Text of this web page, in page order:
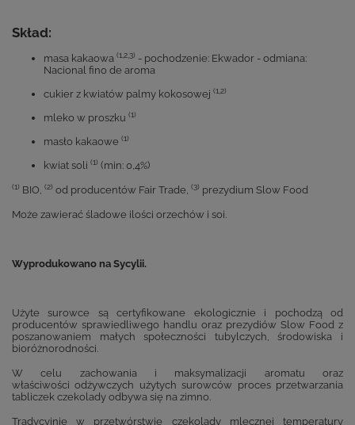
Skład:
masa kakaowa (1,2,3) - pochodzenie: Ekwador - odmiana:
Nacional fino de aroma
cukier z kwiatów palmy kokosowej (1,2)
mleko w proszku (1)
masło kakaowe (1)
kwiat soli (1) (min: 0,4%)
(1) BIO, (2) od producentów Fair Trade, (3) prezydium Slow Food
Może zawierać śladowe ilości orzechów i soi.
Wyprodukowano na Sycylii.
Użyte surowce są certyfikowane ekologicznie i pochodzą od
producentów sprawiedliwego handlu oraz prezydiów Slow Food z
poszanowaniem małych społeczności tubylczych, środowiska i
bioróżnorodności.
W celu zachowania i maksymalizacji aromatu oraz
właściwości odżywczych użytych surowców proces przetwarzania
tabliczek czekolady odbywa się na zimno.
Tradycyjnie w przetwórstwie czekolady mlecznej temperatury